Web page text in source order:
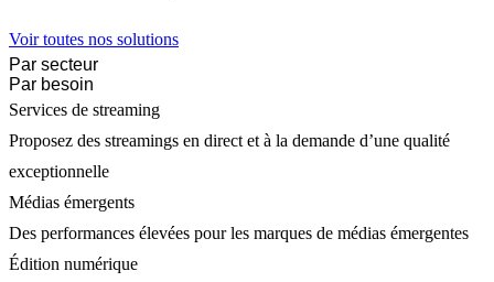
Voir toutes nos solutions
Par secteur
Par besoin
Services de streaming
Proposez des streamings en direct et à la demande d’une qualité
exceptionnelle
Médias émergents
Des performances élevées pour les marques de médias émergentes
Édition numérique